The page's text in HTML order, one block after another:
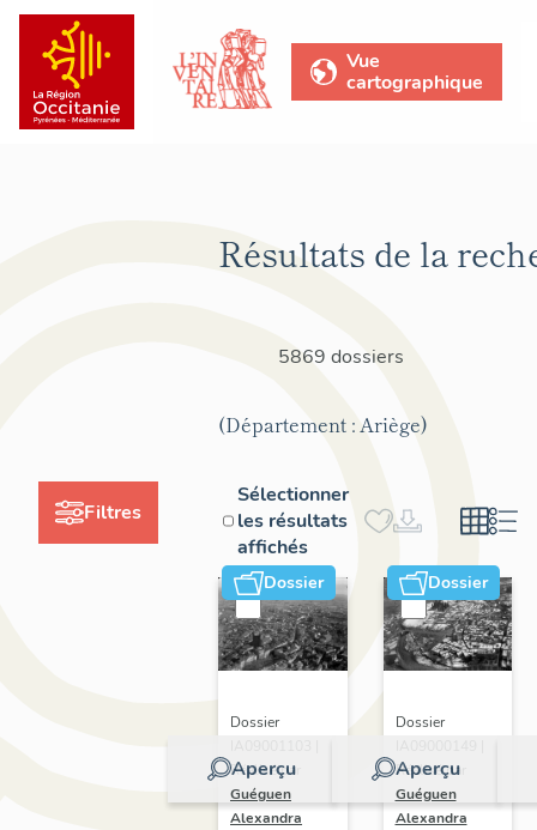
Vue
cartographique
Filtres
Résultats de la
5869 dossiers
(Département : Ariège)
Sélectionner
les résultats
affichés
Dossier
Aperçu
Dossier
Réalisé par
Guéguen
Alexandra
Dossier
Aperçu
Dossier
Réalisé par
Guéguen
Alexandra